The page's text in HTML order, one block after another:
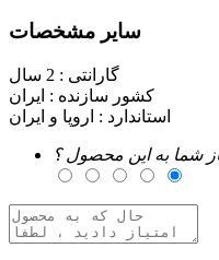
سایر مشخصات
گارانتی : 2 سال
کشور سازنده : ایران
استاندارد : اروپا و ایران
شما به این محصول ؟